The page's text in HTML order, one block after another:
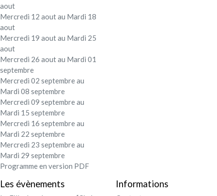
Mon compte
aout
Mercredi 12 aout au Mardi 18
aout
Mercredi 19 aout au Mardi 25
aout
Mercredi 26 aout au Mardi 01
septembre
Mercredi 02 septembre au
Mardi 08 septembre
Mercredi 09 septembre au
Mardi 15 septembre
Mercredi 16 septembre au
Mardi 22 septembre
Mercredi 23 septembre au
Mardi 29 septembre
Programme en version PDF
Les évènements Informations